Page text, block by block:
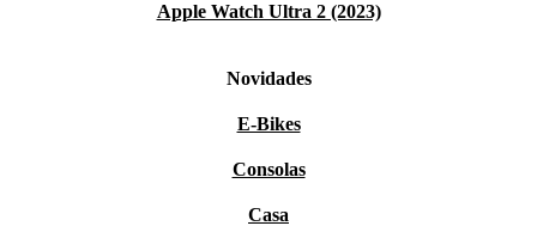
Apple Watch Ultra 2 (2023)
Novidades
E-Bikes
Consolas
Casa